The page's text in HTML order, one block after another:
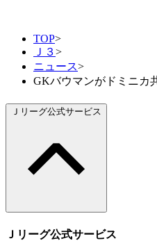
TOP>
Ｊ３>
ニュース>
GKバウマンがドミニカ
Ｊリーグ公式サービス
Ｊリーグ公式サービス